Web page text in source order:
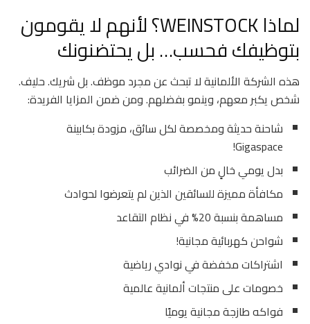
لماذا WEINSTOCK؟ لأنهم لا يقومون
بتوظيفك فحسب… بل يحتضنونك
هذه الشركة الألمانية لا تبحث عن مجرد موظف. بل شريك. حليف.
شخص يكبر معهم، وينمو بفضلهم. ومن ضمن المزايا الفريدة:
شاحنة حديثة ومخصصة لكل سائق، مزودة بكابينة
Gigaspace!
بدل يومي خالٍ من الضرائب
مكافأة مميزة للسائقين الذين لم يتعرضوا لحوادث
مساهمة بنسبة 20% في نظام التقاعد
شواحن كهربائية مجانية!
اشتراكات مخفضة في نوادي رياضية
خصومات على منتجات ألمانية عالمية
فواكه طازجة مجانية يوميًا